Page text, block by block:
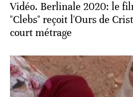
Vidéo. Berlinale 2020: le
"Clebs" reçoit l'Ours de
court métrage